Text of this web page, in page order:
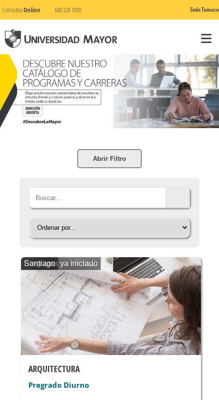
ConsultasOnline 600 328 1000 Sede Temuco
Abrir Filtro
Programa ya iniciado
Santiago
ARQUITECTURA
Pregrado Diurno